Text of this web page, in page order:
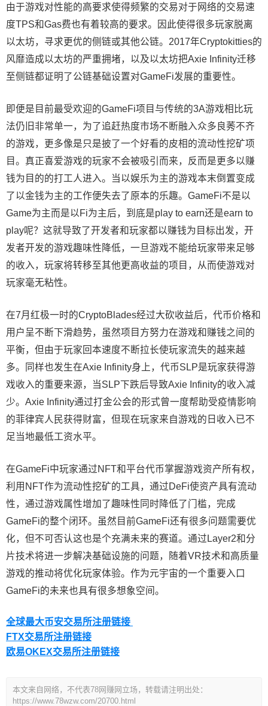
由于游戏对性能的高要求使得频繁的交易对于网络的交易速
度TPS和Gas费也有着较高的要求。因此使得很多玩家脱离
以太坊，寻求更优的侧链或其他公链。2017年Cryptokitties的
风靡造成以太坊的严重拥堵，以及以太坊把Axie Infinity迁移
至侧链都证明了公链基础设置对GameFi发展的重要性。
即便是目前最受欢迎的GameFi项目与传统的3A游戏相比玩
法仍旧非常单一，为了追赶热度市场不断融入众多良莠不齐
的游戏，更多像是只是披了一个好看的皮相的流动性挖矿项
目。真正喜爱游戏的玩家不会被吸引而来，反而是更多以赚
钱为目的的打工人进入。当以娱乐为主的游戏本末倒置变成
了以金钱为主的工作便失去了原本的乐趣。GameFi不是以
Game为主而是以Fi为主后，到底是play to earn还是earn to
play呢？这就导致了开发者和玩家都以赚钱为目标出发，开
发者开发的游戏趣味性降低，一旦游戏不能给玩家带来足够
的收入，玩家将转移至其他更高收益的项目，从而使游戏对
玩家毫无粘性。
在7月红极一时的CryptoBlades经过大砍收益后，代币价格和
用户呈不断下滑趋势，虽然项目方努力在游戏和赚钱之间的
平衡，但由于玩家回本速度不断拉长使玩家流失的越来越
多。同样也发生在Axie Infinity身上，代币SLP是玩家获得游
戏收入的重要来源，当SLP下跌后导致Axie Infinity的收入减
少。Axie Infinity通过打金公会的形式曾一度帮助受疫情影响
的菲律宾人民获得财富，但现在玩家来自游戏的日收入已不
足当地最低工资水平。
在GameFi中玩家通过NFT和平台代币掌握游戏资产所有权，
利用NFT作为流动性挖矿的工具，通过DeFi使资产具有流动
性，通过游戏属性增加了趣味性同时降低了门槛，完成
GameFi的整个闭环。虽然目前GameFi还有很多问题需要优
化，但不可否认这也是个充满未来的赛道。通过Layer2和分
片技术将进一步解决基础设施的问题，随着VR技术和高质量
游戏的推动将优化玩家体验。作为元宇宙的一个重要入口
GameFi的未来也具有很多想象空间。
全球最大币安交易所注册链接
FTX交易所注册链接
欧易OKEX交易所注册链接
本文来自网络，不代表78网赚网立场，转载请注明出处：
https://www.78wzw.com/20700.html